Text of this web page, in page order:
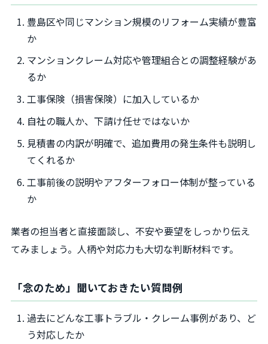
豊島区や同じマンション規模のリフォーム実績が豊富
か
マンションクレーム対応や管理組合との調整経験があ
るか
工事保険（損害保険）に加入しているか
自社の職人か、下請け任せではないか
見積書の内訳が明確で、追加費用の発生条件も説明し
てくれるか
工事前後の説明やアフターフォロー体制が整っている
か
業者の担当者と直接面談し、不安や要望をしっかり伝え
てみましょう。人柄や対応力も大切な判断材料です。
「念のため」聞いておきたい質問例
過去にどんな工事トラブル・クレーム事例があり、ど
う対応したか